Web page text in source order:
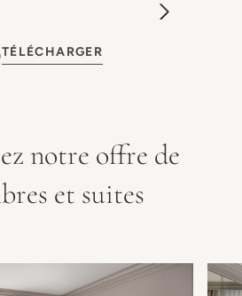
TÉLÉCHARGER
notre offre de
et suites